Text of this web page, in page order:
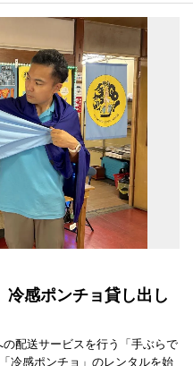
冷感ポンチョ貸し出し
配送サービスを行う「手ぶらで
冷感ポンチョ」のレンタルを始